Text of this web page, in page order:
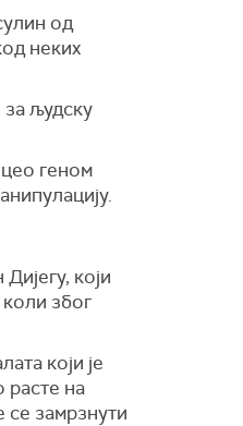
од
неких
људску
цео геном
који
због
који је
расте на
се замрзнути